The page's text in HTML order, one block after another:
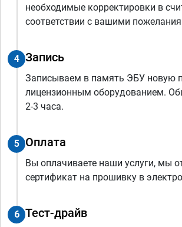
необходимые корректировки в
соответствии с вашими
4 Запись
Записываем в память ЭБУ новую
лицензионным оборудованием.
2-3 часа.
5 Оплата
Вы оплачиваете наши услуги, мы
сертификат на прошивку в
6 Тест-драйв